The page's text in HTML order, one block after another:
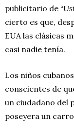
publicitario de “
cierto es que,
EUA las clásicas
casi nadie tenía.
Los niños
conscientes de
un ciudadano del
poseyera un